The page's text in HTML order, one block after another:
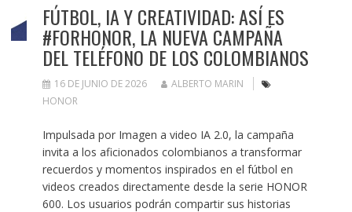
FÚTBOL, IA Y CREATIVIDAD: ASÍ ES
#FORHONOR, LA NUEVA CAMPAÑA
DEL TELÉFONO DE LOS COLOMBIANOS
16 DE JUNIO DE 2026
ALBERTO MARIN
HONOR
Impulsada por Imagen a video IA 2.0, la campaña
invita a los aficionados colombianos a transformar
recuerdos y momentos inspirados en el fútbol en
videos creados directamente desde la serie HONOR
600. Los usuarios podrán compartir sus historias